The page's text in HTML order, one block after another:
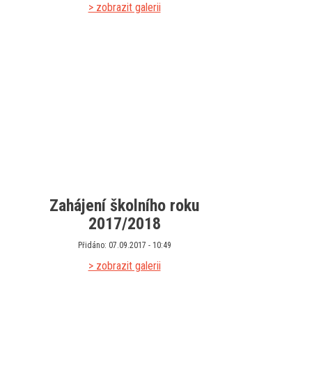
> zobrazit galerii
Zahájení školního roku
2017/2018
Přidáno: 07.09.2017 - 10:49
> zobrazit galerii